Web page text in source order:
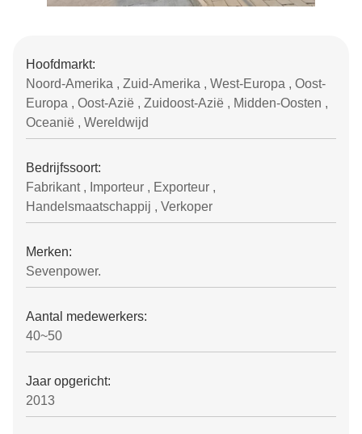
Hoofdmarkt:
Noord-Amerika , Zuid-Amerika , West-Europa , Oost-
Europa , Oost-Azië , Zuidoost-Azië , Midden-Oosten ,
Oceanië , Wereldwijd
Bedrijfssoort:
Fabrikant , Importeur , Exporteur ,
Handelsmaatschappij , Verkoper
Merken:
Sevenpower.
Aantal medewerkers:
40~50
Jaar opgericht:
2013